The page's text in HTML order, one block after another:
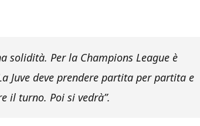
solidità. Per la Champions League è
Juve deve prendere partita per partita e
il turno. Poi si vedrà”.